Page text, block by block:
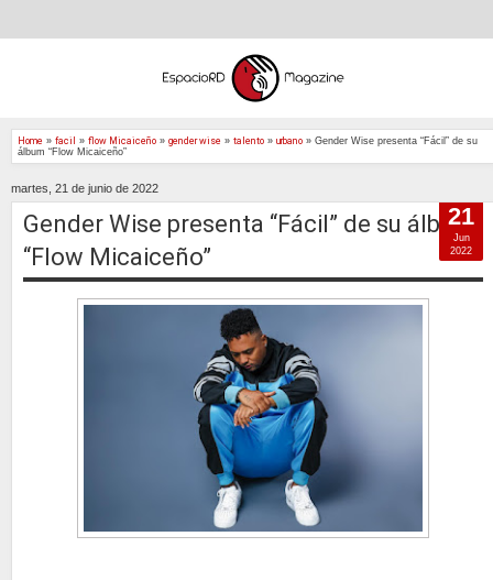
Home » facil » flow Micaiceño » gender wise » talento » urbano » Gender Wise presenta “Fácil” de su
álbum “Flow Micaiceño”
martes, 21 de junio de 2022
Gender Wise presenta “Fácil” de su álbum
“Flow Micaiceño”
21
Jun
2022